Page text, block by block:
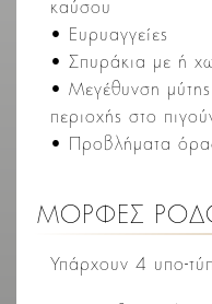
καύσου
• Ευρυαγγείες
• Σπυράκια με ή
• Μεγέθυνση
περιοχής στο
• Προβλήματα
ΜΟΡΦΕΣ
Υπάρχουν 4 υπο-